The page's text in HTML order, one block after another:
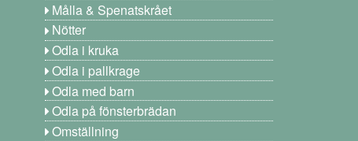
Målla & Spenatskrået
Nötter
Odla i kruka
Odla i pallkrage
Odla med barn
Odla på fönsterbrädan
Omställning